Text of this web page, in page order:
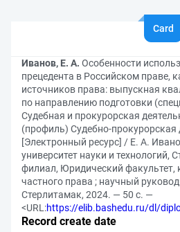
Card
Иванов, Е. А. Особенности
прецедента в Российском праве,
источников права: выпускная
по направлению подготовки
Судебная и прокурорская
(профиль) Судебно-прокурорская
[Электронный ресурс] / Е. А.
университет науки и технологий,
филиал, Юридический факультет,
частного права ; научный
Стерлитамак, 2024. — 50 с. —
<URL:https://elib.bashedu.ru/dl/
Record create date